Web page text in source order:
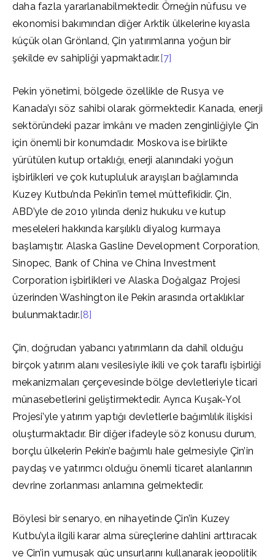
daha fazla yararlanabilmektedir. Örneğin nüfusu ve
ekonomisi bakımından diğer Arktik ülkelerine kıyasla
küçük olan Grönland, Çin yatırımlarına yoğun bir
şekilde ev sahipliği yapmaktadır.[7]
Pekin yönetimi, bölgede özellikle de Rusya ve
Kanada’yı söz sahibi olarak görmektedir. Kanada, enerji
sektöründeki pazar imkânı ve maden zenginliğiyle Çin
için önemli bir konumdadır. Moskova ise birlikte
yürütülen kutup ortaklığı, enerji alanındaki yoğun
işbirlikleri ve çok kutupluluk arayışları bağlamında
Kuzey Kutbu’nda Pekin’in temel müttefikidir. Çin,
ABD’yle de 2010 yılında deniz hukuku ve kutup
meseleleri hakkında karşılıklı diyalog kurmaya
başlamıştır. Alaska Gasline Development Corporation,
Sinopec, Bank of China ve China Investment
Corporation işbirlikleri ve Alaska Doğalgaz Projesi
üzerinden Washington ile Pekin arasında ortaklıklar
bulunmaktadır.[8]
Çin, doğrudan yabancı yatırımların da dahil olduğu
birçok yatırım alanı vesilesiyle ikili ve çok taraflı işbirliği
mekanizmaları çerçevesinde bölge devletleriyle ticari
münasebetlerini geliştirmektedir. Ayrıca Kuşak-Yol
Projesi’yle yatırım yaptığı devletlerle bağımlılık ilişkisi
oluşturmaktadır. Bir diğer ifadeyle söz konusu durum,
borçlu ülkelerin Pekin’e bağımlı hale gelmesiyle Çin’in
paydaş ve yatırımcı olduğu önemli ticaret alanlarının
devrine zorlanması anlamına gelmektedir.
Böylesi bir senaryo, en nihayetinde Çin’in Kuzey
Kutbu’yla ilgili karar alma süreçlerine dahlini arttıracak
ve Çin’in yumuşak güç unsurlarını kullanarak jeopolitik